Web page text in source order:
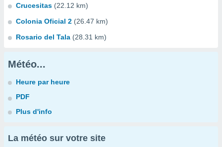
Crucesitas (22.12 km)
Colonia Oficial 2 (26.47 km)
Rosario del Tala (28.31 km)
Météo...
Heure par heure
PDF
Plus d'info
La météo sur votre site